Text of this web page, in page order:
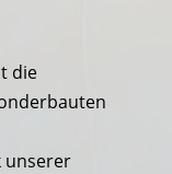
die
unserer